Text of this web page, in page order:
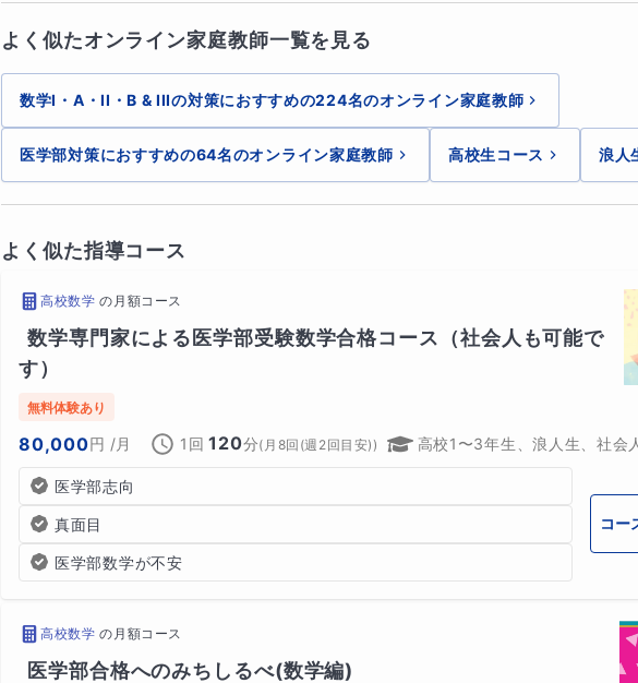
まずは教科書の章末問題レベルを完璧にすることから始めましょう
この講座ではまずは志望校の問題よりも易しいレベルの問題から問題演習を始め
少しずつ難易度を上げていき無理なく志望校のレベルに到達することを目指しま
メインで使用するテキストは現在の学力レベルを基準に
無理なくクリアできるレベルのものを相談して決めていきます
テキストを宿題にして解き進めてもらい
授業ではそれをベースに、もっとうまい解法はないのか？
記述が必要な生徒は過不足なく記述できているか？
よく似たオンライン家庭教師一覧を見る
数学I・A・II・B & IIIの対策におすすめの224名のオンライン家庭教師
医学部対策におすすめの64名のオンライン家庭教師 高校生コース 浪人
よく似た指導コース
高校数学 の 月額コース
数学専門家による医学部受験数学合格コース（社会人も可能で
す）
無料体験あり
80,000円 /月 1回 120分( 月8回(週2回目安) ) 高校1〜3年生、浪人生、社会
医学部志向
真面目
医学部数学が不安
コー
高校数学 の 月額コース
医学部合格へのみちしるべ(数学編)